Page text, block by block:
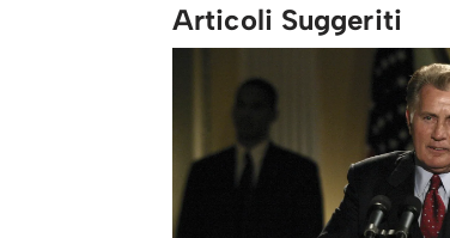
Articoli Suggeriti